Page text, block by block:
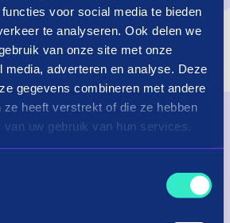
voor social media te bieden
te analyseren. Ook delen we
van onze site met onze
media, adverteren en analyse. Deze
gegevens combineren met andere
ze heeft verstrekt of die ze hebben
uw gebruik van hun services.
– Hoofddorp
in3